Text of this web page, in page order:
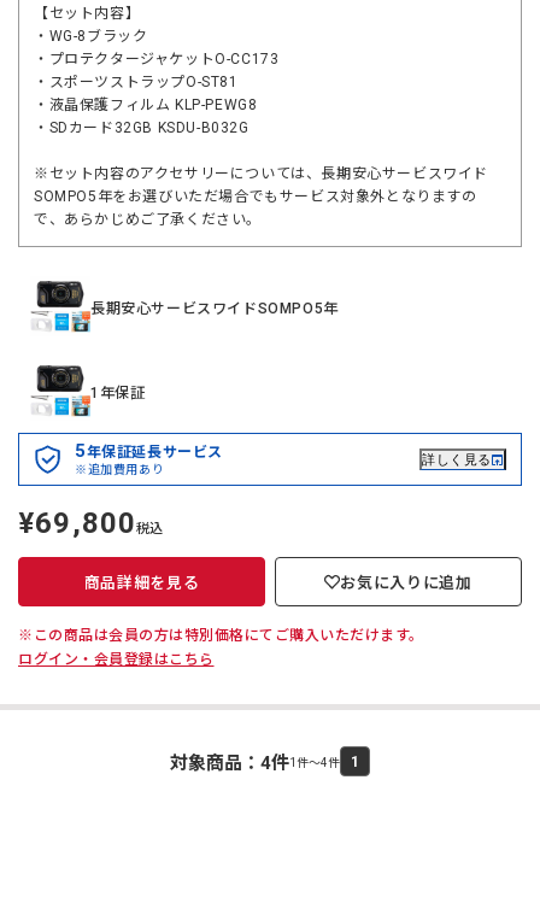
【セット内容】
・WG-8ブラック
・プロテクタージャケットO-CC173
・スポーツストラップO-ST81
・液晶保護フィルム KLP-PEWG8
・SDカード32GB KSDU-B032G
※セット内容のアクセサリーについては、長期安心サービスワイド
SOMPO5年をお選びいただ場合でもサービス対象外となりますの
で、あらかじめご了承ください。
長期安心サービスワイドSOMPO5年
1年保証
5年保証延長サービス
※追加費用あり
詳しく見る
定
価
¥69,800税込
商品詳細を見る お気に入りに追加
※この商品は会員の方は特別価格にてご購入いただけます。
ログイン・会員登録はこちら
対象商品： 4件1件～4件 1